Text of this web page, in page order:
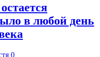
в любой день
0